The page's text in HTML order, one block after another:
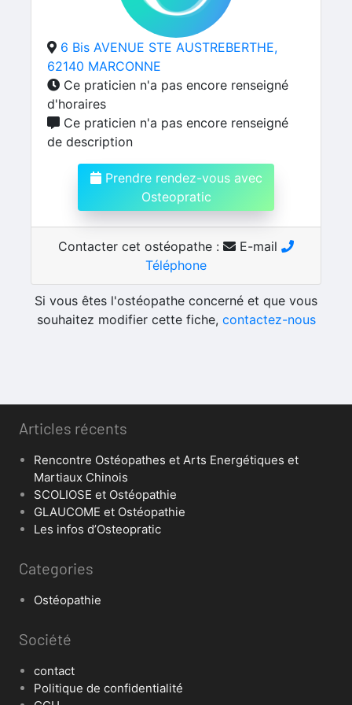
6 Bis AVENUE STE AUSTREBERTHE,
62140 MARCONNE
Ce praticien n'a pas encore renseigné
d'horaires
Ce praticien n'a pas encore renseigné
de description
Prendre rendez-vous avec
Osteopratic
Contacter cet ostéopathe :
E-mail
Téléphone
Si vous êtes l'ostéopathe concerné et que vous
souhaitez modifier cette fiche, contactez-nous
Articles récents
Rencontre Ostéopathes et Arts Energétiques et
Martiaux Chinois
SCOLIOSE et Ostéopathie
GLAUCOME et Ostéopathie
Les infos d’Osteopratic
Categories
Ostéopathie
Société
contact
Politique de confidentialité